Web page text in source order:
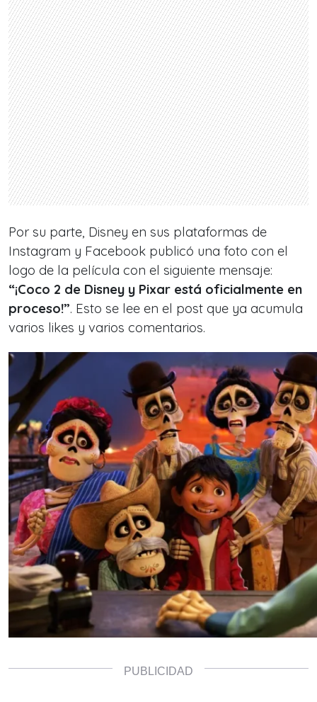
Por su parte, Disney en sus plataformas de
Instagram y Facebook publicó una foto con el
logo de la película con el siguiente mensaje:
“¡Coco 2 de Disney y Pixar está oficialmente en
proceso!”. Esto se lee en el post que ya acumula
varios likes y varios comentarios.